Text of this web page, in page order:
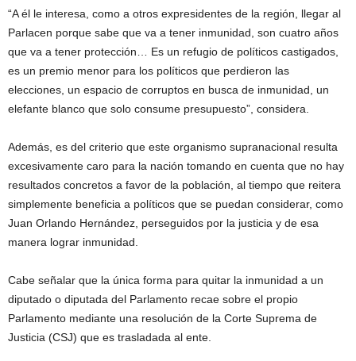
“A él le interesa, como a otros expresidentes de la región, llegar al
Parlacen porque sabe que va a tener inmunidad, son cuatro años
que va a tener protección… Es un refugio de políticos castigados,
es un premio menor para los políticos que perdieron las
elecciones, un espacio de corruptos en busca de inmunidad, un
elefante blanco que solo consume presupuesto”, considera.
Además, es del criterio que este organismo supranacional resulta
excesivamente caro para la nación tomando en cuenta que no hay
resultados concretos a favor de la población, al tiempo que reitera
simplemente beneficia a políticos que se puedan considerar, como
Juan Orlando Hernández, perseguidos por la justicia y de esa
manera lograr inmunidad.
Cabe señalar que la única forma para quitar la inmunidad a un
diputado o diputada del Parlamento recae sobre el propio
Parlamento mediante una resolución de la Corte Suprema de
Justicia (CSJ) que es trasladada al ente.